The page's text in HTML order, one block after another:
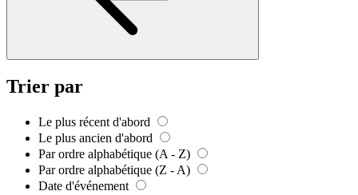
Trier par
Le plus récent d'abord
Le plus ancien d'abord
Par ordre alphabétique (A - Z)
Par ordre alphabétique (Z - A)
Date d'événement